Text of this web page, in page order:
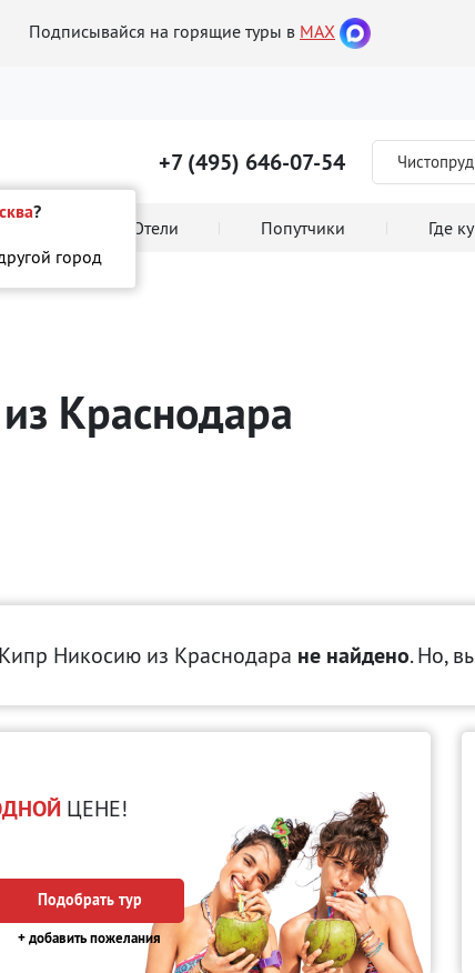
Подписывайся на горящие туры в MAX
?
город
+7 (495) 646-07-54
Отели Попутчики Где
из Краснодара
Никосию из Краснодара не найдено. Но,
ЦЕНЕ!
Подобрать тур
+ добавить пожелания